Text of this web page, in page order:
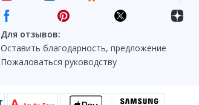
Для отзывов:
Оставить благодарность, предложение
Пожаловаться руководству